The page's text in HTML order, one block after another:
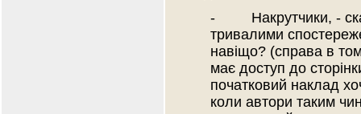
- Накрутчики, -
тривалими
навіщо? (справа в
має доступ до
початковий наклад
коли автори таким